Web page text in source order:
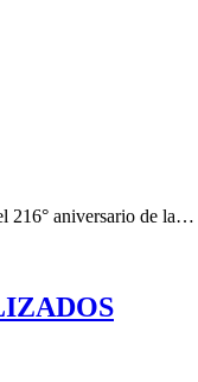
216° aniversario de la…